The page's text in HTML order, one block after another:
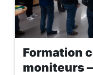
Formation
moniteurs